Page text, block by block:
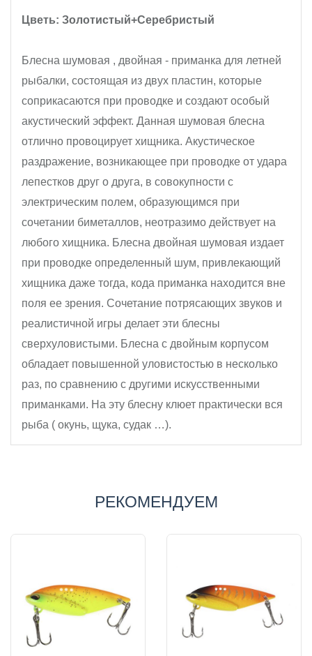
Цветь: Золотистый+Серебристый
Блесна шумовая , двойная - приманка для летней
рыбалки, состоящая из двух пластин, которые
соприкасаются при проводке и создают особый
акустический эффект. Данная шумовая блесна
отлично провоцирует хищника. Акустическое
раздражение, возникающее при проводке от удара
лепестков друг о друга, в совокупности с
электрическим полем, образующимся при
сочетании биметаллов, неотразимо действует на
любого хищника. Блесна двойная шумовая издает
при проводке определенный шум, привлекающий
хищника даже тогда, кода приманка находится вне
поля ее зрения. Сочетание потрясающих звуков и
реалистичной игры делает эти блесны
сверхуловистыми. Блесна с двойным корпусом
обладает повышенной уловистостью в несколько
раз, по сравнению с другими искусственными
приманками. На эту блесну клюет практически вся
рыба ( окунь, щука, судак …).
РЕКОМЕНДУЕМ